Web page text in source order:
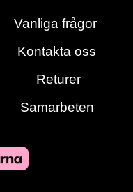
Vanliga frågor
Kontakta oss
Returer
Samarbeten